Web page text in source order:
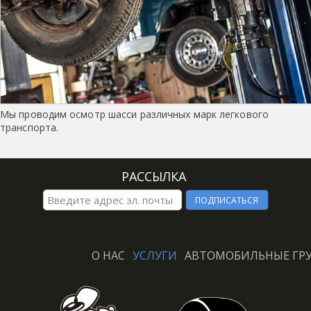
Мы проводим осмотр шасси различных марк легкового
транспорта.
РАССЫЛКА
О НАС УСЛУГИ АВТОМОБИЛЬНЫЕ